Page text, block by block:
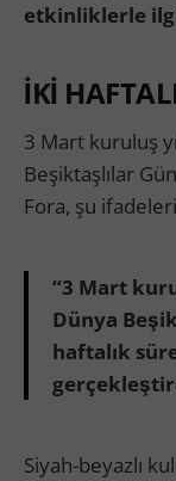
etkinliklerle
İKİ
3 Mart kuruluş
Beşiktaşlılar
Fora, şu
“3 Mart
Dünya
haftalık
Siyah-beyazlı